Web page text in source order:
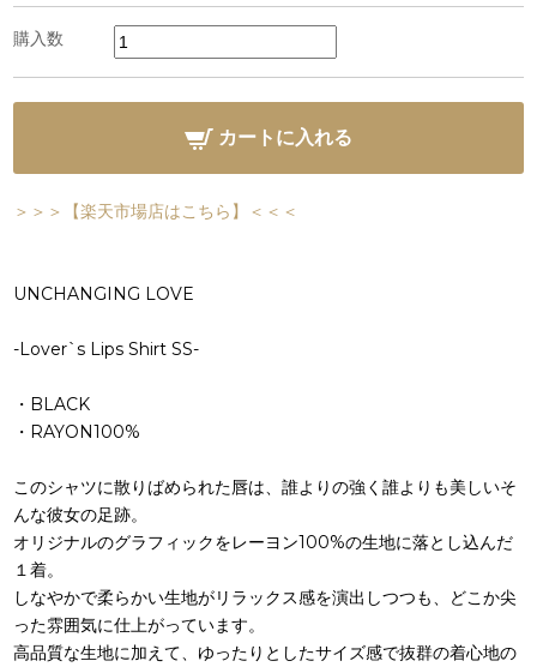
購入数
カートに入れる
＞＞＞【楽天市場店はこちら】＜＜＜
UNCHANGING LOVE
-Lover`s Lips Shirt SS-
・BLACK
・RAYON100%
このシャツに散りばめられた唇は、誰よりの強く誰よりも美しいそ
んな彼女の足跡。
オリジナルのグラフィックをレーヨン100%の生地に落とし込んだ
１着。
しなやかで柔らかい生地がリラックス感を演出しつつも、どこか尖
った雰囲気に仕上がっています。
高品質な生地に加えて、ゆったりとしたサイズ感で抜群の着心地の